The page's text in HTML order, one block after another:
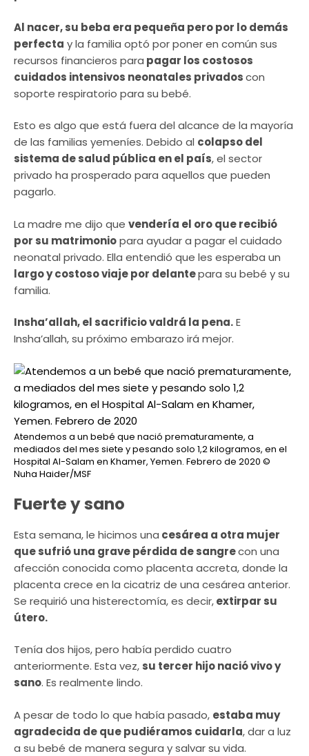
Al nacer, su beba era pequeña pero por lo demás
perfecta y la familia optó por poner en común sus
recursos financieros para pagar los costosos
cuidados intensivos neonatales privadoscon
soporte respiratorio para su bebé.
Esto es algo que está fuera del alcance de la mayoría
de las familias yemeníes. Debido al colapso del
sistema de salud pública en el país, el sector
privado ha prosperado para aquellos que pueden
pagarlo.
La madre me dijo que vendería el oro que recibió
por su matrimoniopara ayudar a pagar el cuidado
neonatal privado. Ella entendió que les esperaba un
largo y costoso viaje por delantepara su bebé y su
familia.
Insha’allah, el sacrificio valdrá la pena.E
Insha’allah, su próximo embarazo irá mejor.
Atendemos a un bebé que nació prematuramente, a
mediados del mes siete y pesando solo 1,2 kilogramos, en el
Hospital Al-Salam en Khamer, Yemen. Febrero de 2020 ©
Nuha Haider/MSF
Fuerte y sano
Esta semana, le hicimos una cesárea a otra mujer
que sufrió una grave pérdida de sangrecon una
afección conocida como placenta accreta, donde la
placenta crece en la cicatriz de una cesárea anterior.
Se requirió una histerectomía, es decir,extirpar su
útero.
Tenía dos hijos, pero había perdido cuatro
anteriormente. Esta vez, su tercer hijo nació vivo y
sano. Es realmente lindo.
A pesar de todo lo que había pasado, estaba muy
agradecida de que pudiéramos cuidarla, dar a luz
a su bebé de manera segura y salvar su vida.